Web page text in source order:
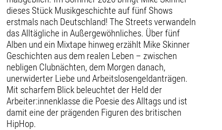
dieses Stück Musikgeschichte auf fünf Shows
erstmals nach Deutschland! The Streets verwandeln
das Alltägliche in Außergewöhnliches. Über fünf
Alben und ein Mixtape hinweg erzählt Mike Skinner
Geschichten aus dem realen Leben – zwischen
nebligen Clubnächten, dem Morgen danach,
unerwiderter Liebe und Arbeitslosengeldanträgen.
Mit scharfem Blick beleuchtet der Held der
Arbeiter:innenklasse die Poesie des Alltags und ist
damit eine der prägenden Figuren des britischen
HipHop.